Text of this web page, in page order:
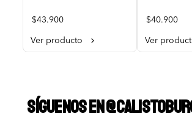
de jalapeño, cebolla,
vegetales.
$43.900
Ver producto
bondiola
bbq jack,
$40.900
Ver
SÍGUENOS EN